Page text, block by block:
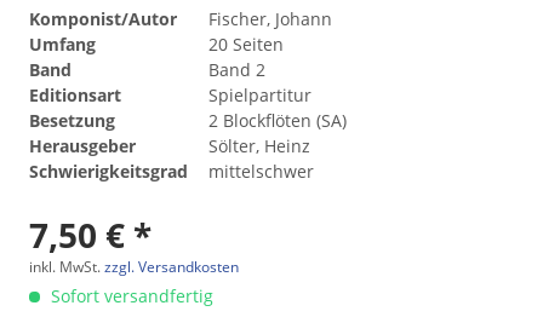
Komponist/Autor
Fischer, Johann
Umfang
20 Seiten
Band
Band 2
Editionsart
Spielpartitur
Besetzung
2 Blockflöten (SA)
Herausgeber
Sölter, Heinz
Schwierigkeitsgrad
mittelschwer
7,50 € *
inkl. MwSt.zzgl. Versandkosten
Sofort versandfertig